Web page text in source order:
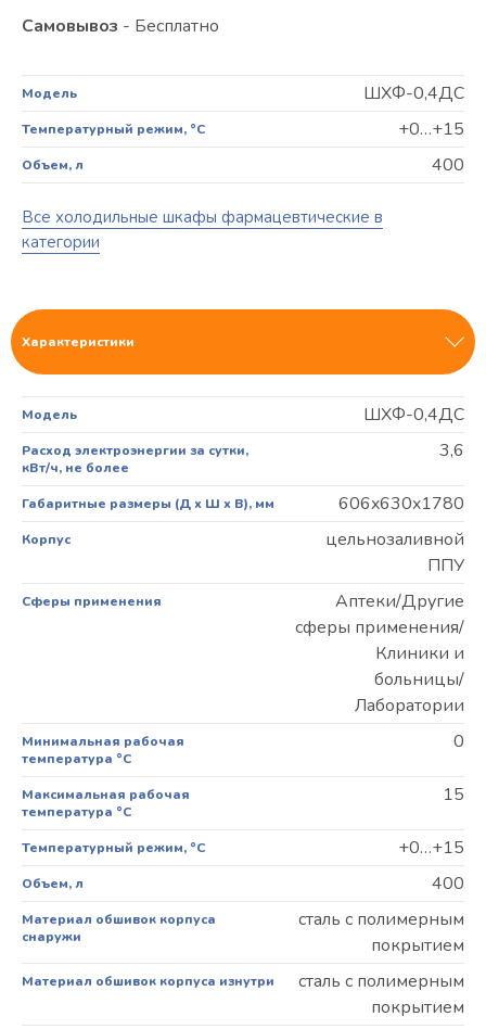
Модель ШХФ-0,4ДС
Температурный режим, °C +0…+15
Объем, л 400
Все холодильные шкафы фармацевтические в
категории
Самовывоз - Бесплатно
Характеристики
Модель ШХФ-0,4ДС
Расход электроэнергии за сутки,
кВт/ч, не более
3,6
Габаритные размеры (Д х Ш х В), мм 606x630x1780
Корпус
цельнозаливной
ППУ
Сферы применения
Аптеки/Другие
сферы применения/
Клиники и
больницы/
Лаборатории
Минимальная рабочая
температура °С
0
Максимальная рабочая
температура °С
15
Температурный режим, °C +0…+15
Объем, л 400
Материал обшивок корпуса
снаружи
сталь с полимерным
покрытием
Материал обшивок корпуса изнутри
сталь с полимерным
покрытием